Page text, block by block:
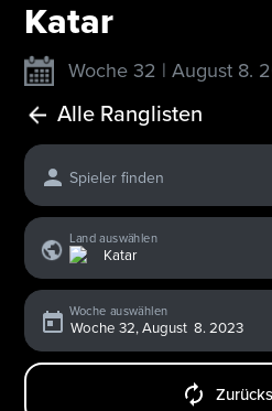
Katar
Woche 32 | August 8.
Alle Ranglisten
Spieler finden
Land auswählen
Woche auswählen